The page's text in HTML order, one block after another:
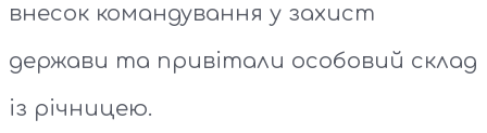
внесок командування у захист
держави та привітали особовий склад
із річницею.